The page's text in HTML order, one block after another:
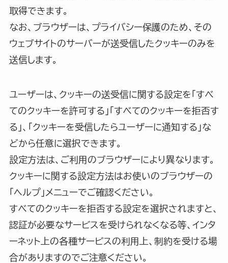
取得できます。
なお、ブラウザーは、プライバシー保護のため、その
ウェブサイトのサーバーが送受信したクッキーのみを
送信します。
ユーザーは、クッキーの送受信に関する設定を「すべ
てのクッキーを許可する」「すべてのクッキーを拒否す
る」、「クッキーを受信したらユーザーに通知する」な
どから任意に選択できます。
設定方法は、ご利用のブラウザーにより異なります。
クッキーに関する設定方法はお使いのブラウザーの
「ヘルプ」メニューでご確認ください。
すべてのクッキーを拒否する設定を選択されますと、
認証が必要なサービスを受けられなくなる等、インタ
ーネット上の各種サービスの利用上、制約を受ける場
合がありますのでご注意ください。